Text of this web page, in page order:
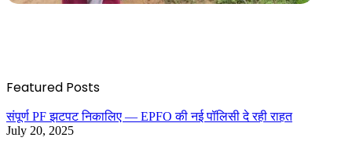
Featured Posts
संपूर्ण PF झटपट निकालिए — EPFO की नई पॉलिसी दे रही राहत
July 20, 2025